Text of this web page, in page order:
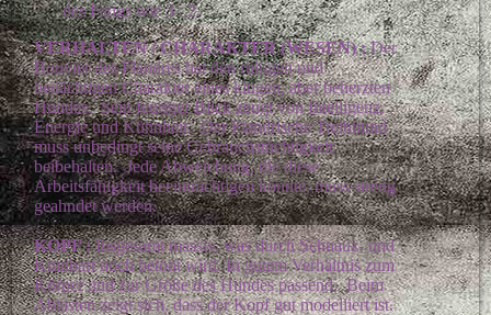
des Fangs wie 3 : 2.
VERHALTEN / CHARAKTER (WESEN) :Der
Bouvier des Flandres hat den ruhigen und
bedächtigen Charakter eines klugen, aber beherzten
Hundes. Sein feuriger Blick zeugt von Intelligenz,
Energie und Kühnheit. Der Flandrische Treibhund
muss unbedingt seine Gebrauchstüchtigkeit
beibehalten. Jede Abweichung, die diese
Arbeitsfähigkeit beeinträchtigen könnte, muss streng
geahndet werden.
KOPF :Insgesamt massiv, was durch Schnauz- und
Kinnbart noch betont wird. In gutem Verhältnis zum
Körper und zur Größe des Hundes passend. Beim
Abtasten zeigt sich, dass der Kopf gut modelliert ist.